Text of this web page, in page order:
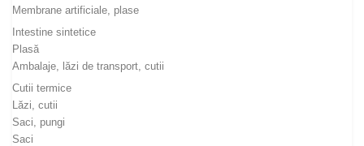
Membrane artificiale, plase
Intestine sintetice
Plasă
Ambalaje, lăzi de transport, cutii
Cutii termice
Lăzi, cutii
Saci, pungi
Saci